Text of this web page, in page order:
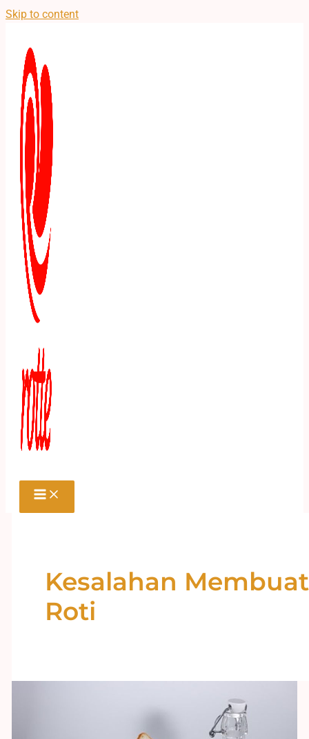
Skip to content
Kesalahan Membuat
Roti